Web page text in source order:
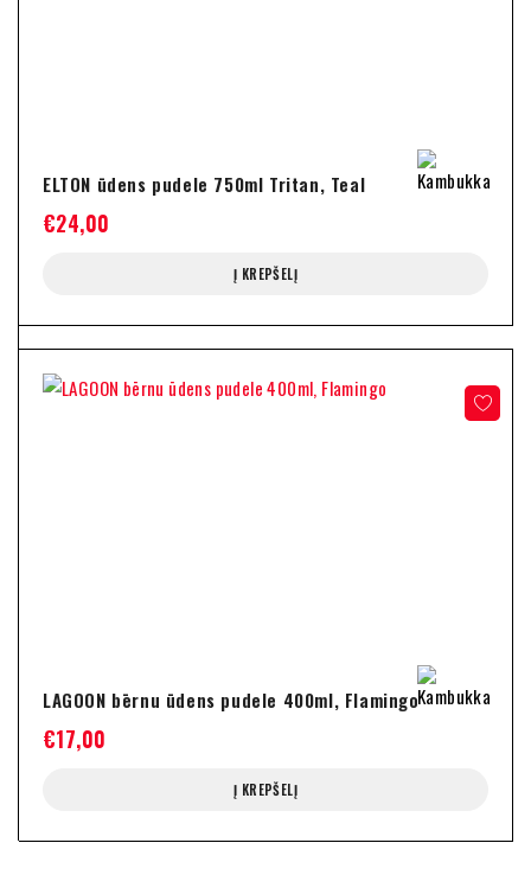
ELTON ūdens pudele 750ml Tritan, Teal
€24,00
Į KREPŠELĮ
LAGOON bērnu ūdens pudele 400ml, Flamingo
€17,00
Į KREPŠELĮ